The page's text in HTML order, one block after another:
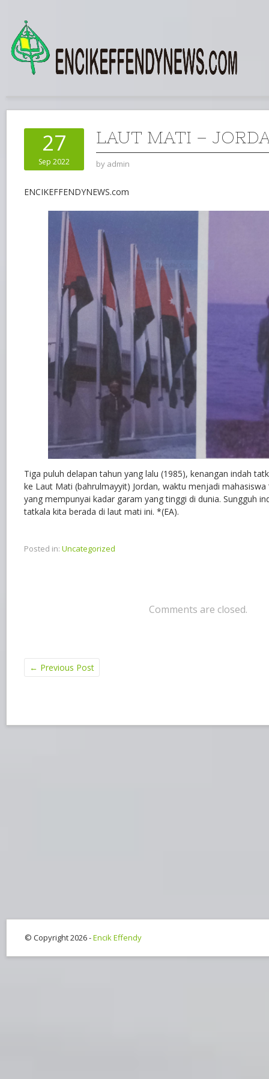
27
Sep 2022
LAUT MATI –
by admin
ENCIKEFFENDYNEWS.com
Tiga puluh delapan tahun yang lalu (1985), kenangan indah
ke Laut Mati (bahrulmayyit) Jordan, waktu menjadi mahasiswa
yang mempunyai kadar garam yang tinggi di dunia. Sungguh
tatkala kita berada di laut mati ini. *(EA).
Posted in: Uncategorized
Comments are closed.
← Previous Post
© Copyright 2026 -Encik Effendy